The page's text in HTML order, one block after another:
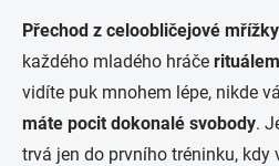
Přechod z celoobličejové
každého mladého hráče
vidíte puk mnohem lépe, nikde
máte pocit dokonalé svobody.
trvá jen do prvního tréninku, kdy